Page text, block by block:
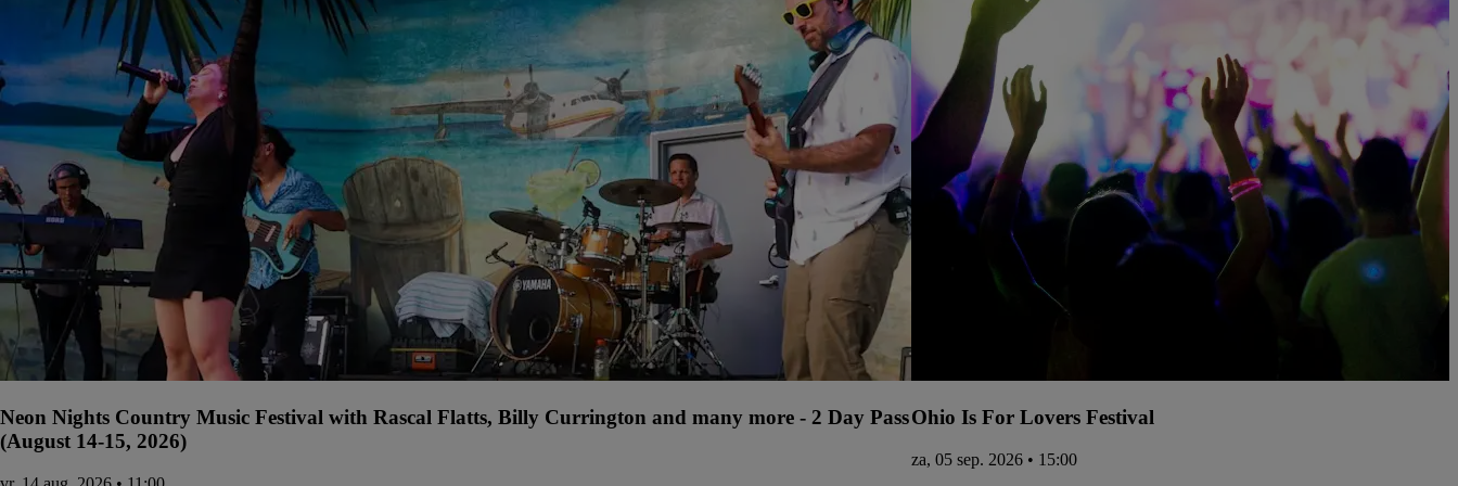
Neon Nights Country Music Festival with Rascal Flatts, Billy Currington and many more - 2 Day Pass
(August 14-15, 2026)
Ohio Is For Lovers Festival
za, 05 sep. 2026 • 15:00